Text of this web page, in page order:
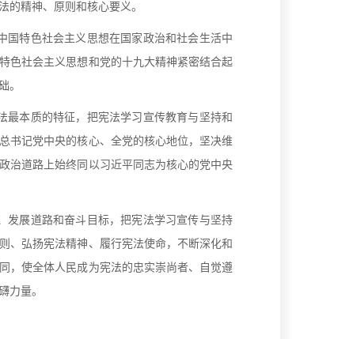
的精神、原则和核心要义。
特色社会主义思想在国家政治和社会生活中
色社会主义思想和党的十九大精神紧密结合起
。
本质的特征，把宪法学习宣传教育与坚持和
书记党中央的核心、全党的核心地位，坚决维
治道路上始终同以习近平同志为核心的党中央
展道路和奋斗目标，把宪法学习宣传与坚持
、弘扬宪法精神、履行宪法使命，不断深化和
，使全体人民成为宪法的忠实崇尚者、自觉遵
力量。